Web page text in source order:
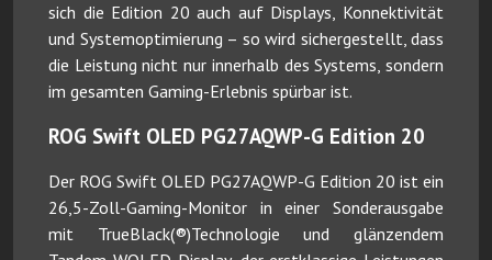
sich die Edition 20 auch auf Displays, Konnektivität
und Systemoptimierung – so wird sichergestellt, dass
die Leistung nicht nur innerhalb des Systems, sondern
im gesamten Gaming-Erlebnis spürbar ist.
ROG Swift OLED PG27AQWP-G Edition 20
Der ROG Swift OLED PG27AQWP-G Edition 20 ist ein
26,5-Zoll-Gaming-Monitor in einer Sonderausgabe
mit TrueBlack(®)Technologie und glänzendem